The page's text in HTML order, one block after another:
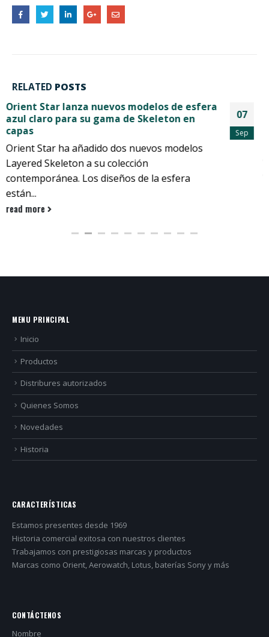
RELATED POSTS
07
Sep
Orient Star presenta su primer modelo de
Skeleton a la colección Contemporánea –
Un reloj Skeleton que combina una calidad
refinada con una sensación relajada –
Orient Star presenta el Skeleton de la
Colección Contemporánea con su último
read more
MENU PRINCIPAL
Inicio
Productos
Distribures autorizados
Quienes Somos
Novedades
Historia
CARACTERÍSTICAS
Estamos presentes desde 1969
Historia comercial exitosa con nuestros clientes
Trabajamos con prestigiosas marcas y productos
Marcas como Orient, Aerowatch, Lotus, baterías Sony y más
CONTÁCTENOS
Nombre